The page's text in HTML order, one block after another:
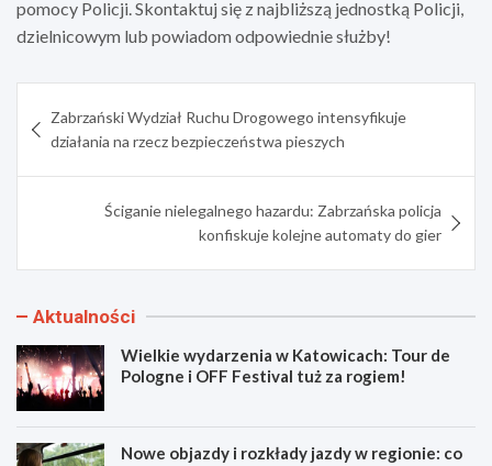
pomocy Policji. Skontaktuj się z najbliższą jednostką Policji,
dzielnicowym lub powiadom odpowiednie służby!
wpisu
Zabrzański Wydział Ruchu Drogowego intensyfikuje
działania na rzecz bezpieczeństwa pieszych
Ściganie nielegalnego hazardu: Zabrzańska policja
konfiskuje kolejne automaty do gier
Aktualności
Wielkie wydarzenia w Katowicach: Tour de
Pologne i OFF Festival tuż za rogiem!
Nowe objazdy i rozkłady jazdy w regionie: co